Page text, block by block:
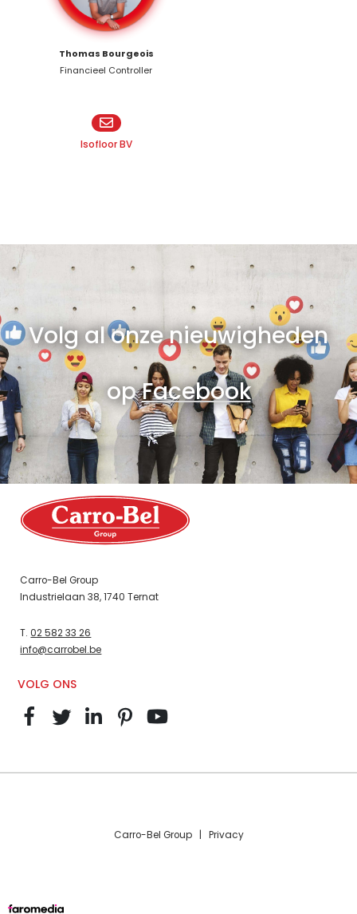
Thomas Bourgeois
Financieel Controller
Isofloor BV
Volg al onze nieuwigheden
opFacebook
Carro-Bel Group
Industrielaan 38, 1740 Ternat
T.02 582 33 26
info@carrobel.be
VOLG ONS
Carro-Bel Group | Privacy